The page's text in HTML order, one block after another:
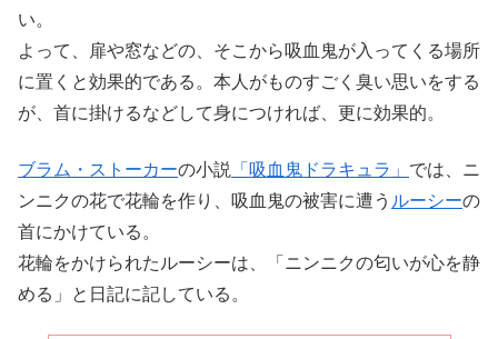
い。
よって、扉や窓などの、そこから吸血鬼が入ってくる場所
に置くと効果的である。本人がものすごく臭い思いをする
が、首に掛けるなどして身につければ、更に効果的。
ブラム・ストーカーの小説 「吸血鬼ドラキュラ」 では、ニ
ンニクの花で花輪を作り、吸血鬼の被害に遭う ルーシーの
首にかけている。
花輪をかけられたルーシーは、「ニンニクの匂いが心を静
める」と日記に記している。